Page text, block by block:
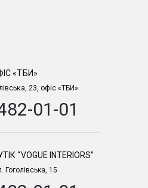
«ТБИ»
23, офіс «ТБИ»
01-01
“VOGUE INTERIORS”
Гоголівська, 15